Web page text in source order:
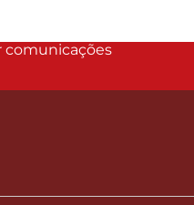
comunicações